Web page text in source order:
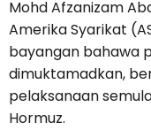
Mohd Afzanizam
Amerika Syarikat
bayangan bahawa
dimuktamadkan,
pelaksanaan
Hormuz.